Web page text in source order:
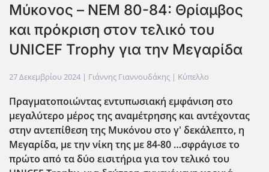
Μύκονος – ΝΕΜ 80-84: Θρίαμβος
και πρόκριση στον τελικό του
UNICEF Trophy για την Μεγαρίδα
27 Δεκεμβρίου 2024 | Γιάννης Γιαννουδάκης | Κύπελλο
Πραγματοποιώντας εντυπωσιακή εμφάνιση στο
μεγαλύτερο μέρος της αναμέτρησης και αντέχοντας
στην αντεπίθεση της Μυκόνου στο γ' δεκάλεπτο, η
Μεγαρίδα, με την νίκη της με 84-80 …σφράγισε το
πρώτο από τα δύο εισιτήρια για τον τελικό του